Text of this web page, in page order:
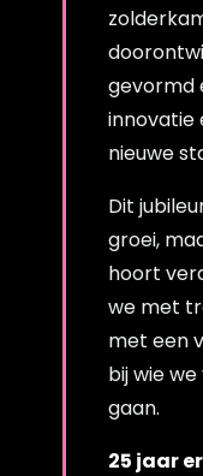
gevormd
innovatie
nieuwe
Dit
groei,
hoort
we met
met een
bij wie
gaan.
25 jaar